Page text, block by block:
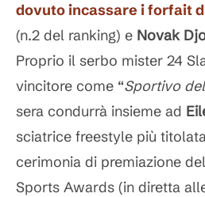
dovuto incassare i forfait
(n.2 del ranking) e Novak
Proprio il serbo mister 24
vincitore come “Sportivo
sera condurrà insieme ad
sciatrice freestyle più
cerimonia di premiazione
Sports Awards (in diretta